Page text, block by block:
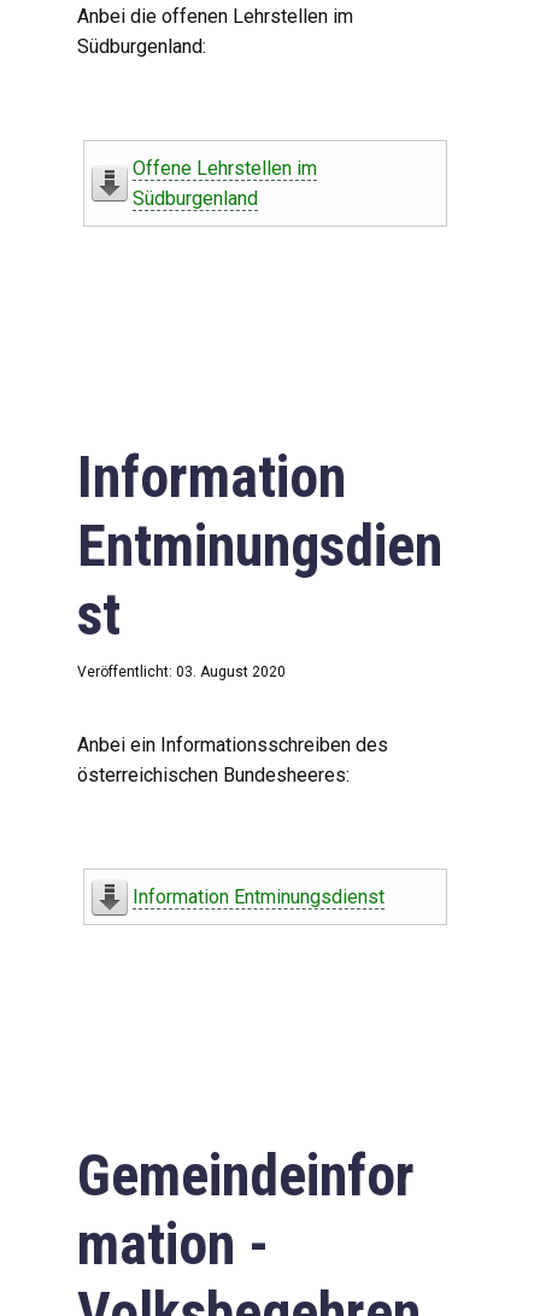
Anbei die offenen Lehrstellen im
Südburgenland:
Offene Lehrstellen im
Südburgenland
Information
Entminungsdien
st
Veröffentlicht: 03. August 2020
Anbei ein Informationsschreiben des
österreichischen Bundesheeres:
Information Entminungsdienst
Gemeindeinfor
mation -